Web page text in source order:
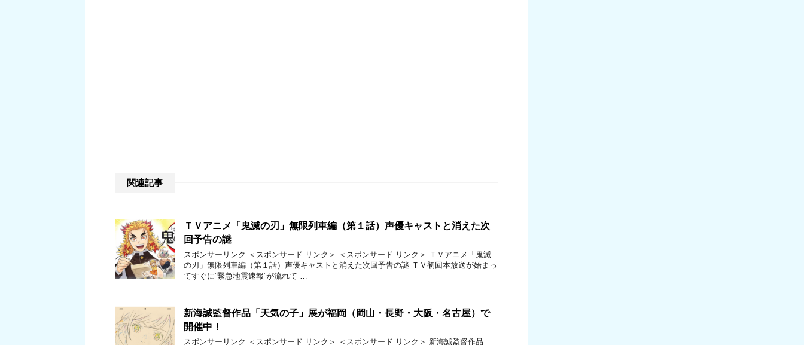
関連記事
ＴＶアニメ「鬼滅の刃」無限列車編（第１話）声優キャストと消えた次
回予告の謎
スポンサーリンク ＜スポンサード リンク＞ ＜スポンサード リンク＞ ＴＶアニメ「鬼滅
の刃」無限列車編（第１話）声優キャストと消えた次回予告の謎 ＴＶ初回本放送が始まっ
てすぐに”緊急地震速報”が流れて …
新海誠監督作品「天気の子」展が福岡（岡山・長野・大阪・名古屋）で
開催中！
スポンサーリンク ＜スポンサード リンク＞ ＜スポンサード リンク＞ 新海誠監督作品